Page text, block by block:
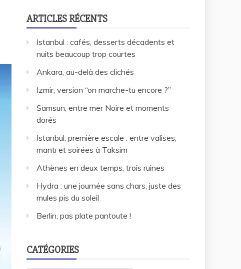
ARTICLES RÉCENTS
Istanbul : cafés, desserts décadents et
nuits beaucoup trop courtes
Ankara, au-delà des clichés
Izmir, version “on marche-tu encore ?”
Samsun, entre mer Noire et moments
dorés
Istanbul, première escale : entre valises,
mantı et soirées à Taksim
Athènes en deux temps, trois ruines
Hydra : une journée sans chars, juste des
mules pis du soleil
Berlin, pas plate pantoute !
CATÉGORIES